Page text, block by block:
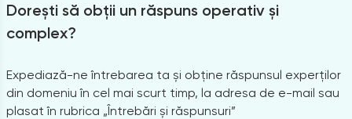
Dorești să obții un răspuns operativ și
complex?
Expediază-ne întrebarea ta și obține răspunsul experților
din domeniu în cel mai scurt timp, la adresa de e-mail sau
plasat în rubrica „Întrebări și răspunsuri”